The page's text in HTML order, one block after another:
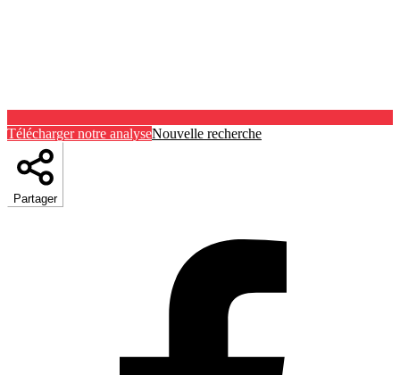
Télécharger notre analyseNouvelle recherche
Partager